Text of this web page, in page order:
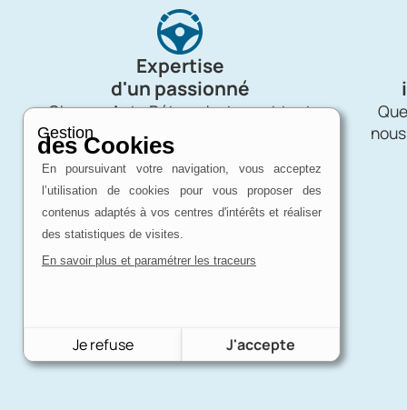
Expertise
d'un passionné
Charron Auto Rétro, c'est avant tout
une affaire de passion !
Gestion
des Cookies
En poursuivant votre navigation, vous acceptez
l’utilisation de cookies pour vous proposer des
contenus adaptés à vos centres d'intérêts et réaliser
des statistiques de visites.
En savoir plus et paramétrer les traceurs
Je refuse J'accepte